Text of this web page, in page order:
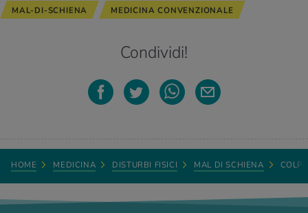
MAL-DI-SCHIENA MEDICINA CONVENZIONALE
Condividi!
HOME MEDICINA DISTURBI FISICI MAL DI SCHIENA